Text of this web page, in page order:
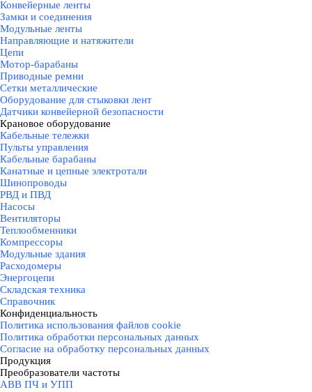
Конвейерные ленты
Замки и соединения
Модульные ленты
Направляющие и натяжители
Цепи
Мотор-барабаны
Приводные ремни
Сетки металлические
Оборудование для стыковки лент
Датчики конвейерной безопасности
Крановое оборудование
Кабельные тележки
Пульты управления
Кабельные барабаны
Канатные и цепные электротали
Шинопроводы
РВД и ПВД
Насосы
Вентиляторы
Теплообменники
Компрессоры
Модульные здания
Расходомеры
Энергоцепи
Складская техника
Справочник
Конфиденциальность
Политика использования файлов cookie
Политика обработки персональных данных
Согласие на обработку персональных данных
Продукция
Преобразователи частоты
ABB ПЧ и УПП